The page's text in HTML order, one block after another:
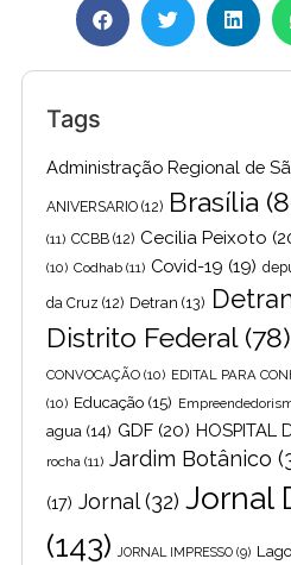
Tags
Administração Regional de
ANIVERSARIO (12) Brasília
(11) CCBB (12) Cecilia Peixoto
(10) Codhab (11) Covid-19 (19)
da Cruz (12) Detran (13)
Distrito Federal(78)
CONVOCAÇÃO (10) EDITAL PARA
(10) Educação (15)
agua (14) GDF (20) HOSPITAL
rocha (11) Jardim Botânico
(17) Jornal(32) Jornal
(143)
JORNAL IMPRESSO (9)